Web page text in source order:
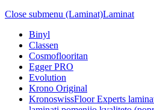
Close submenu (Laminat)Laminat
Binyl
Classen
Cosmoflooritan
Egger PRO
Evolution
Krono Original
KronoswissFloor Experts